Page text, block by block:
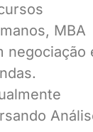
MBA
negociação